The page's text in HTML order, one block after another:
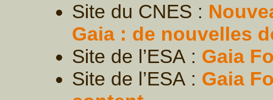
Site du CNES :
Gaia : de nouvelles
Site de l’ESA : Gaia
Site de l’ESA : Gaia